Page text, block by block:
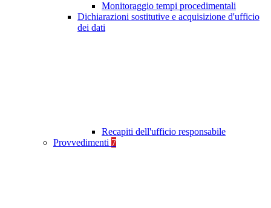
Monitoraggio tempi procedimentali
Dichiarazioni sostitutive e acquisizione d'ufficio
dei dati
Recapiti dell'ufficio responsabile
Provvedimenti 7